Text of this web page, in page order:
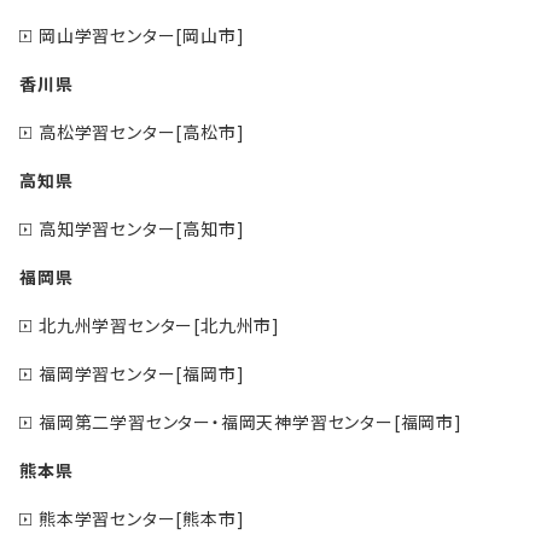
岡山学習センター[岡山市]
香川県
高松学習センター[高松市]
高知県
高知学習センター[高知市]
福岡県
北九州学習センター[北九州市]
福岡学習センター[福岡市]
福岡第二学習センター・福岡天神学習センター[福岡市]
熊本県
熊本学習センター[熊本市]